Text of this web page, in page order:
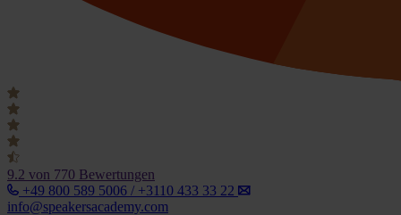
9.2 von 770 Bewertungen
+49 800 589 5006 / +3110 433 33 22
info@speakersacademy.com